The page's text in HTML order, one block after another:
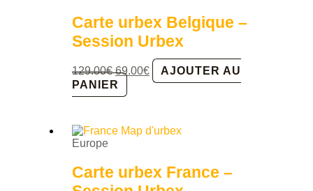
Carte urbex Belgique –
Session Urbex
129.00€ Le
prix
initial
69.00€Le
prix
AJOUTER AU
PANIER
Europe
Carte urbex France –